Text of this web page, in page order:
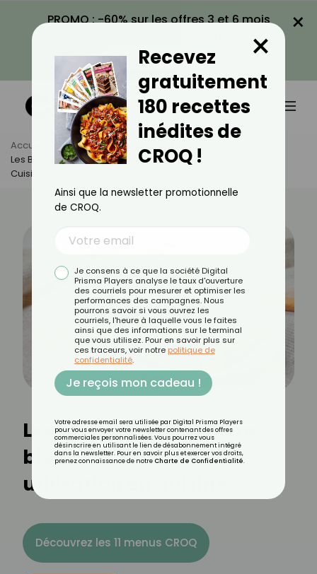
PROMO : -60% sur les offres 3 et 6 mois
VOIR LA PROMO
×
Accueil Actus
Alimentation
Les Biscuits À La Cuillère : Bienfaits, Calories Et Utilisation En
Cuisine
Les biscuits à la cuillère :
bienfaits, calories et
utilisation en cuisine
Découvrez les 11 menus CROQ
Recevez
gratuitement
180 recettes
inédites de
CROQ !
×
Ainsi que la newsletter promotionnelle
de CROQ.
Je consens à ce que la société Digital
Prisma Players analyse le taux d'ouverture
des courriels pour mesurer et optimiser les
performances des campagnes. Nous
pourrons savoir si vous ouvrez les
courriels, l'heure à laquelle vous le faites
ainsi que des informations sur le terminal
que vous utilisez. Pour en savoir plus sur
ces traceurs, voir notre politique de
confidentialité.
Je reçois mon cadeau !
Votre adresse email sera utilisée par Digital Prisma Players
pour vous envoyer votre newsletter contenant des offres
commerciales personnalisées. Vous pourrez vous
désinscrire en utilisant le lien de désabonnement intégré
dans la newsletter. Pour en savoir plus et exercer vos droits,
prenez connaissance de notre Charte de Confidentialité.